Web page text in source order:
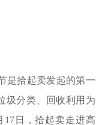
是拾起卖发起的第一
圾分类、回收利用为
17日，拾起卖走进高